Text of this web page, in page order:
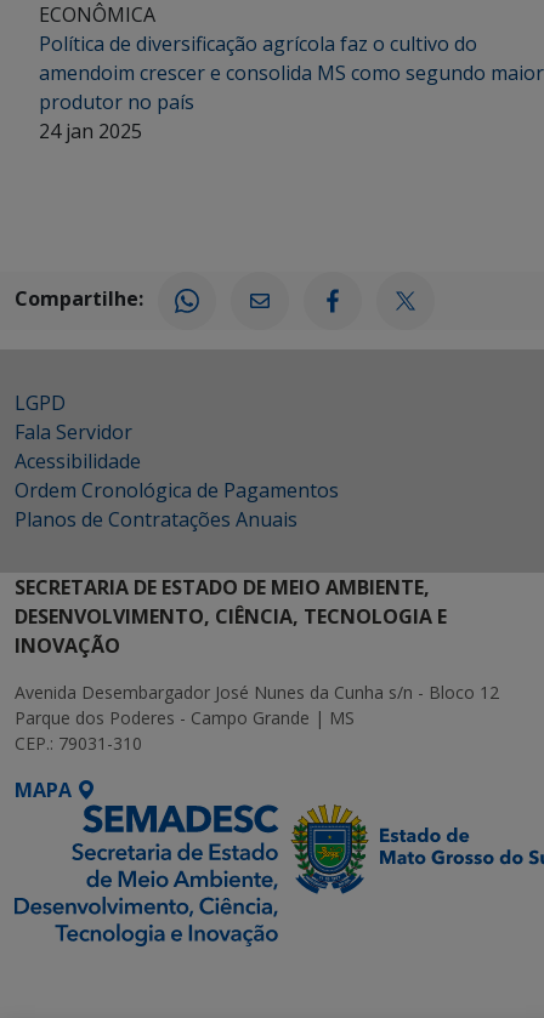
ECONÔMICA
Política de diversificação agrícola faz o cultivo do
amendoim crescer e consolida MS como segundo maior
produtor no país
24 jan 2025
Compartilhe:
LGPD
Fala Servidor
Acessibilidade
Ordem Cronológica de Pagamentos
Planos de Contratações Anuais
SECRETARIA DE ESTADO DE MEIO AMBIENTE,
DESENVOLVIMENTO, CIÊNCIA, TECNOLOGIA E
INOVAÇÃO
Avenida Desembargador José Nunes da Cunha s/n - Bloco 12
Parque dos Poderes - Campo Grande | MS
CEP.: 79031-310
MAPA